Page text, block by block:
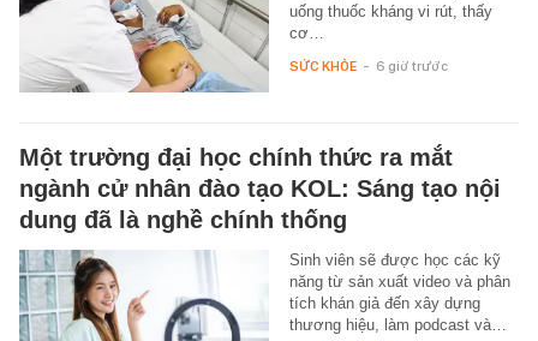
uống thuốc kháng vi rút, thấy
cơ…
SỨC KHỎE - 6 giờ trước
Một trường đại học chính thức ra mắt
ngành cử nhân đào tạo KOL: Sáng tạo nội
dung đã là nghề chính thống
Sinh viên sẽ được học các kỹ
năng từ sản xuất video và phân
tích khán giả đến xây dựng
thương hiệu, làm podcast và…